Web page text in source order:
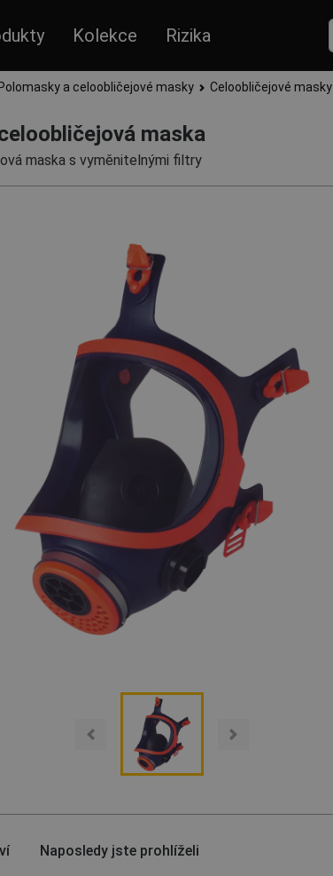
Kolekce Rizika
Polomasky a celoobličejové masky Celoobličejové masky
maska
maska s vyměnitelnými filtry
Naposledy jste prohlíželi